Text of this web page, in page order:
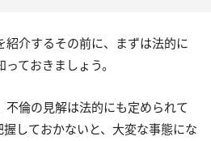
紹介するその前に、まずは法的に
ておきましょう。
不倫の見解は法的にも定められて
しておかないと、大変な事態にな